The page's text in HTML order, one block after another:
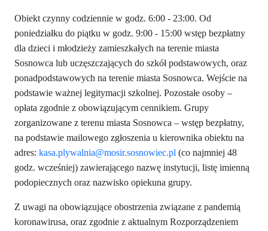
Obiekt czynny codziennie w godz. 6:00 - 23:00. Od
poniedziałku do piątku w godz. 9:00 - 15:00 wstęp bezpłatny
dla dzieci i młodzieży zamieszkałych na terenie miasta
Sosnowca lub uczęszczających do szkół podstawowych, oraz
ponadpodstawowych na terenie miasta Sosnowca. Wejście na
podstawie ważnej legitymacji szkolnej. Pozostałe osoby –
opłata zgodnie z obowiązującym cennikiem. Grupy
zorganizowane z terenu miasta Sosnowca – wstęp bezpłatny,
na podstawie mailowego zgłoszenia u kierownika obiektu na
adres: kasa.plywalnia@mosir.sosnowiec.pl (co najmniej 48
godz. wcześniej) zawierającego nazwę instytucji, listę imienną
podopiecznych oraz nazwisko opiekuna grupy.
Z uwagi na obowiązujące obostrzenia związane z pandemią
koronawirusa, oraz zgodnie z aktualnym Rozporządzeniem